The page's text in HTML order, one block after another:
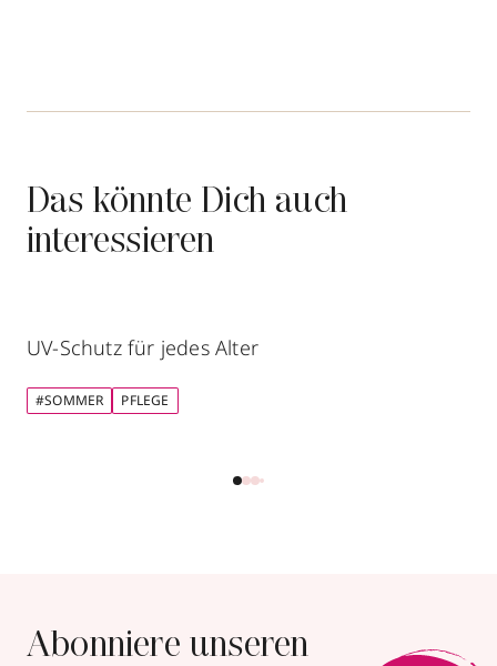
Das könnte Dich auch
interessieren
UV-Schutz für jedes Alter
#SOMMER PFLEGE
Abonniere unseren